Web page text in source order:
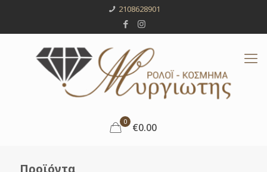
2108628901
0 €0.00
Προϊόντα